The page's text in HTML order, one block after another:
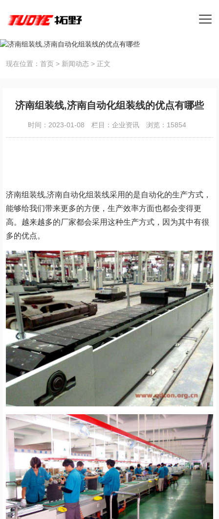
现在位置： 首页 > 新闻动态 > 正文
济南组装线,济南自动化组装线的优点有哪些
时间：2023-01-08 栏目： 企业资讯 浏览：15854
济南组装线,济南自动化组装线采用的是自动化的生产方式，
能够给我们带来更多的方便，生产效率方面也都会变得更
高。越来越多的厂家都会采用这种生产方式，因为其中有很
多的优点。